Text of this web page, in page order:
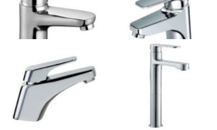
Vòi chậu lavabo Kosco CO
2410 nóng lạnh
2.400.000 VND
Vòi chậu lavabo Kosco CO
3012 nóng lạnh liền sen
Bao gồm dây và bát sen
4.460.000 VND
Vòi chậu lavabo Kosco CO
3110 nóng lạnh
2.760.000 VND
Để Lại Một Bình Luận